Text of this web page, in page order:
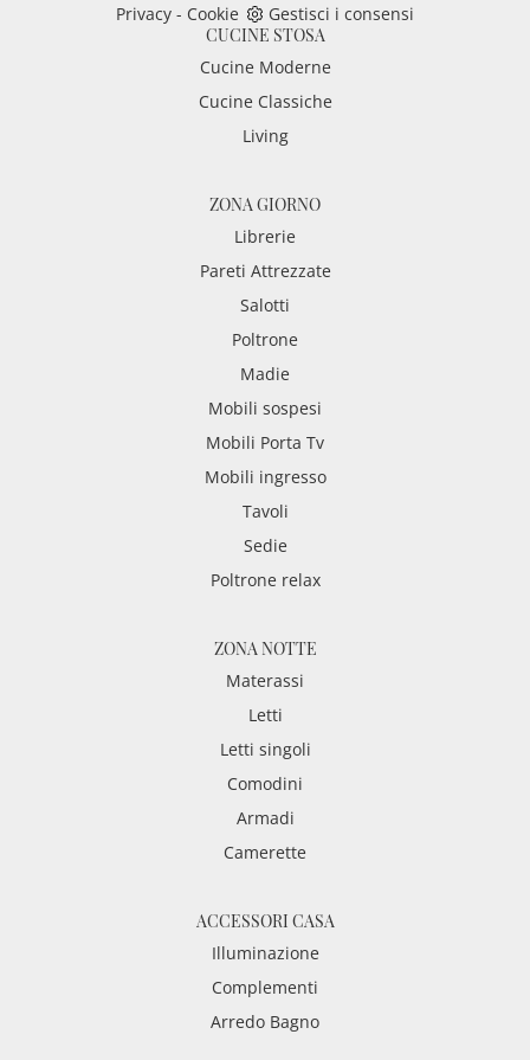
Privacy - Cookie
Gestisci i consensi
CUCINE STOSA
Cucine Moderne
Cucine Classiche
Living
ZONA GIORNO
Librerie
Pareti Attrezzate
Salotti
Poltrone
Madie
Mobili sospesi
Mobili Porta Tv
Mobili ingresso
Tavoli
Sedie
Poltrone relax
ZONA NOTTE
Materassi
Letti
Letti singoli
Comodini
Armadi
Camerette
ACCESSORI CASA
Illuminazione
Complementi
Arredo Bagno